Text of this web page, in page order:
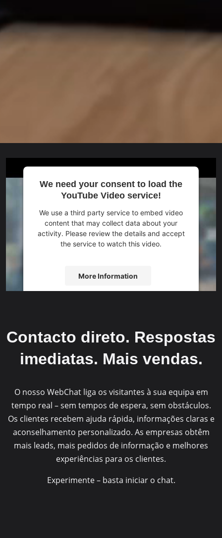
We need your consent to load the
YouTube Video service!
We use a third party service to embed video
content that may collect data about your
activity. Please review the details and accept
the service to watch this video.
More Information
Management Platform
&eRecht24
Contacto direto. Respostas
imediatas. Mais vendas.
O nosso WebChat liga os visitantes à sua equipa em
tempo real – sem tempos de espera, sem obstáculos.
Os clientes recebem ajuda rápida, informações claras e
aconselhamento personalizado. As empresas obtêm
mais leads, mais pedidos de informação e melhores
experiências para os clientes.
Experimente – basta iniciar o chat.